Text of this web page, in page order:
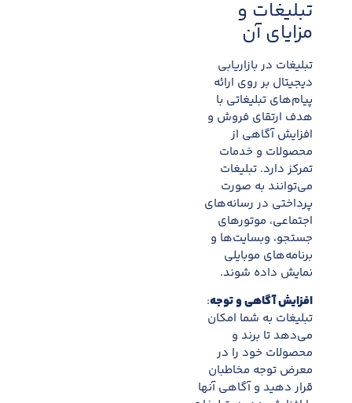
تبلیغات و
مزایای آن
تبلیغات در بازاریابی
دیجیتال بر روی ارائه
پیام‌های تبلیغاتی با
هدف ارتقای فروش و
افزایش آگاهی از
محصولات و خدمات
تمرکز دارد. تبلیغات
می‌توانند به صورت
پرداختی در رسانه‌های
اجتماعی، موتورهای
جستجو، وبسایت‌ها و
برنامه‌های موبایلی
نمایش داده شوند.
افزایش آگاهی و توجه:
تبلیغات به شما امکان
می‌دهد تا برند و
محصولات خود را در
معرض توجه مخاطبان
قرار دهید و آگاهی آنها